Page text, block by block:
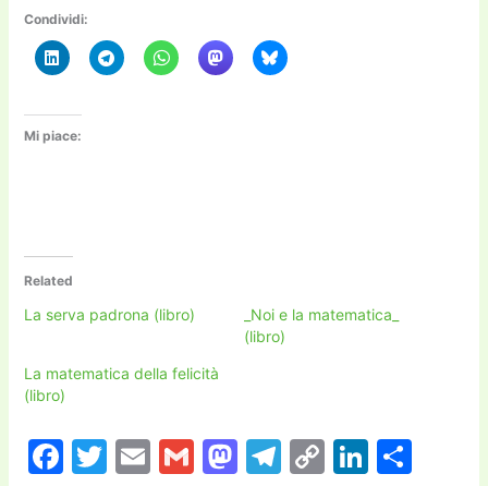
Condividi:
Mi piace:
Related
La serva padrona (libro)
_Noi e la matematica_
(libro)
La matematica della felicità
(libro)
F
T
E
G
M T
C
Li